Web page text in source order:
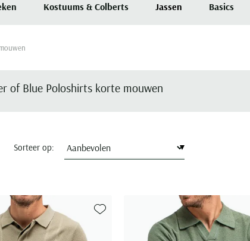
Kostuums & Colberts Jassen Basics
of Blue Poloshirts korte mouwen
Sorteer op:
Toevoegen aan favorieten